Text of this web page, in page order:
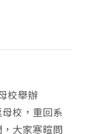
校舉辦
校，重回系
大家寒暄問